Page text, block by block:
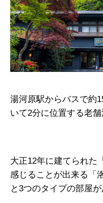
湯河原駅からバスで約
いて2分に位置する老
大正12年に建てられた
感じることが出来る「
と3つのタイプの部屋が